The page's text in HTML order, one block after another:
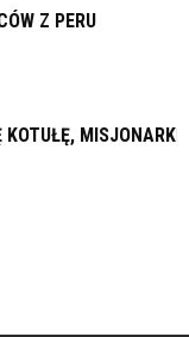
Z PERU
MISJONARKĘ